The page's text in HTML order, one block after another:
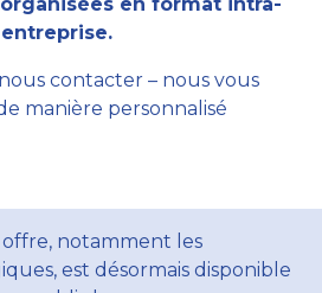
entreprise.
nous contacter – nous vous
manière personnalisé
notamment les
est désormais disponible